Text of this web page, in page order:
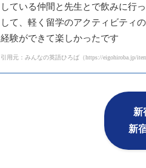
している仲間と先生とで飲みに行
して、軽く留学のアクティビティ
経験ができて楽しかったです
引用元：みんなの英語ひろば（https://eigohiroba.jp/
新
新